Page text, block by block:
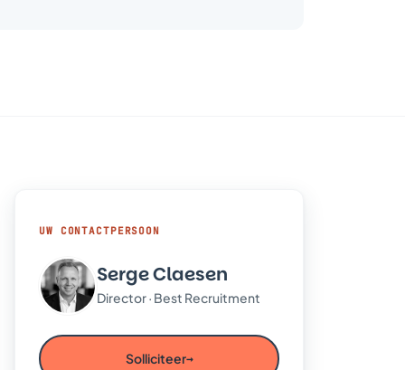
UW CONTACTPERSOON
Serge Claesen
Director · Best Recruitment
Solliciteer→